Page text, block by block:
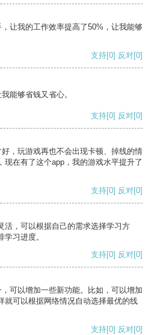
让我的工作效率提高了50%，让我能够
支持[0] 反对[0]
能够省钱又省心。
支持[0] 反对[0]
，玩游戏再也不会出现卡顿、掉线的情
现在有了这个app，我的游戏水平提升了
支持[0] 反对[0]
活，可以根据自己的需求选择学习方
习进度。
支持[0] 反对[0]
可以增加一些新功能。比如，可以增加
就可以根据网络情况自动选择最优的线
支持[0] 反对[0]